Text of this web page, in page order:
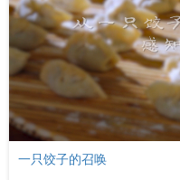
一只饺子的召唤